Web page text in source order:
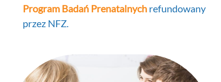
Program Badań Prenatalnych refundowany
przez NFZ.